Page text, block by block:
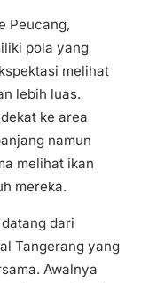
Peucang,
pola yang
melihat
lebih luas.
ke area
namun
melihat ikan
mereka.
dari
Tangerang yang
Awalnya